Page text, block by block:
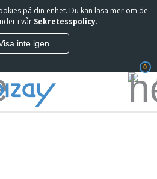
på din enhet. Du kan läsa mer om de
i vår Sekretesspolicy.
inte igen
0